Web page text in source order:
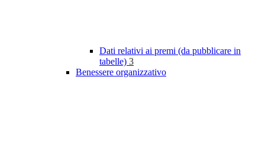
Dati relativi ai premi (da pubblicare in
tabelle) 3
Benessere organizzativo